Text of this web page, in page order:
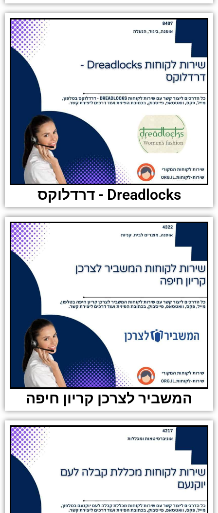
Dreadlocks - דרדלוקס
המשביר לצרכן קריון חיפה